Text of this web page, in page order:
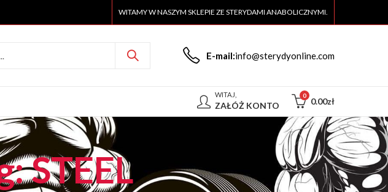
WITAMY W NASZYM SKLEPIE ZE STERYDAMI ANABOLICZNYMI.
E-mail:info@sterydyonline.com
WITAJ,
ZAŁÓŻ KONTO
0
0.00zł
STEEL